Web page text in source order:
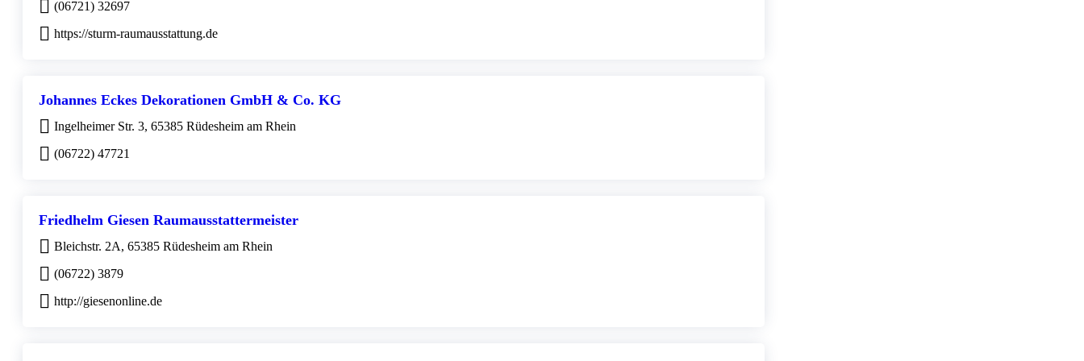
(06721) 32697
https://sturm-raumausstattung.de
Johannes Eckes Dekorationen GmbH & Co. KG
Ingelheimer Str. 3, 65385 Rüdesheim am Rhein
(06722) 47721
Friedhelm Giesen Raumausstattermeister
Bleichstr. 2A, 65385 Rüdesheim am Rhein
(06722) 3879
http://giesenonline.de